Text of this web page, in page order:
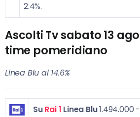
2.4%.
Ascolti Tv sabato 13
time pomeridiano
Linea Blu al 14.6%
SuRai 1 Linea Blu1.494.000 -